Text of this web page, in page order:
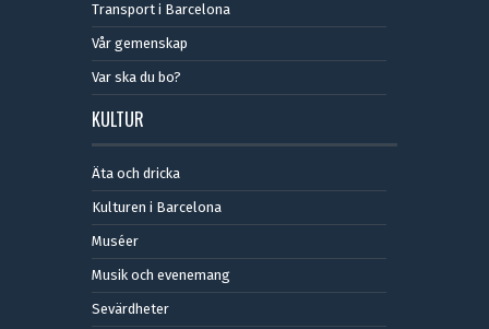
Transport i Barcelona
Vår gemenskap
Var ska du bo?
KULTUR
Äta och dricka
Kulturen i Barcelona
Muséer
Musik och evenemang
Sevärdheter